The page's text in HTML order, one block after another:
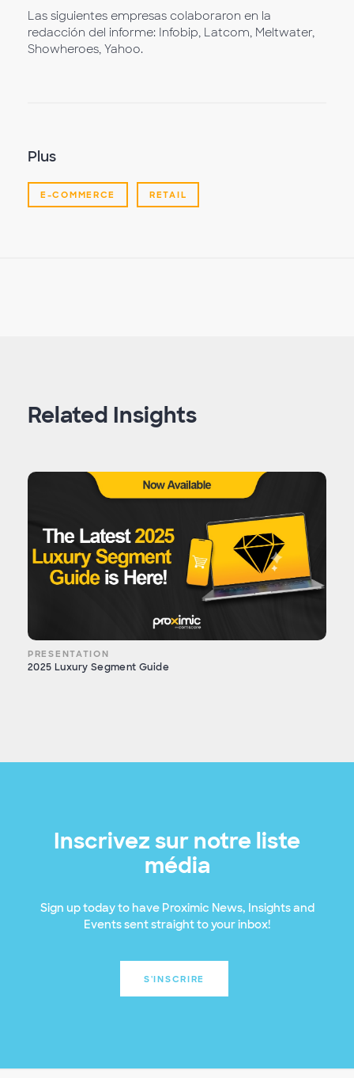
Las siguientes empresas colaboraron en la
redacción del informe: Infobip, Latcom, Meltwater,
Showheroes, Yahoo.
Plus
E-COMMERCE RETAIL
Related Insights
PRESENTATION
2025 Luxury Segment Guide
Inscrivez sur notre liste
média
Sign up today to have Proximic News, Insights and
Events sent straight to your inbox!
S'INSCRIRE